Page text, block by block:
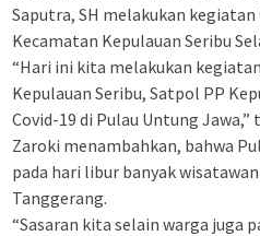
Saputra, SH melakukan kegiatan
Kecamatan Kepulauan Seribu
“Hari ini kita melakukan
Kepulauan Seribu, Satpol PP
Covid-19 di Pulau Untung
Zaroki menambahkan, bahwa
pada hari libur banyak
Tanggerang.
“Sasaran kita selain warga juga